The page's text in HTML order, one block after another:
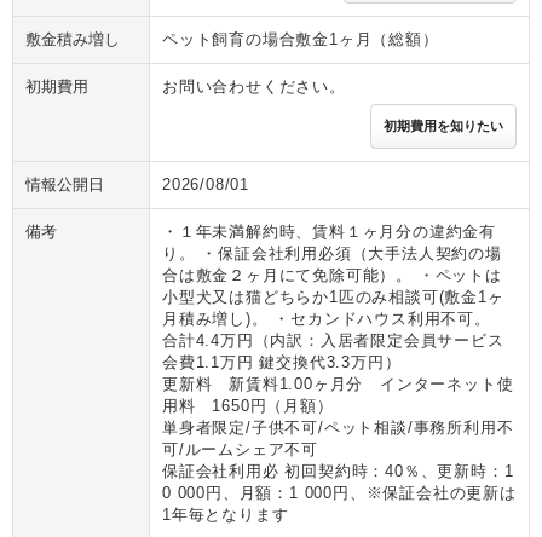
敷金積み増し ペット飼育の場合敷金1ヶ月（総額）
初期費用 お問い合わせください。
初期費用を知りたい
情報公開日 2026/08/01
備考
・１年未満解約時、賃料１ヶ月分の違約金有
り。 ・保証会社利用必須（大手法人契約の場
合は敷金２ヶ月にて免除可能）。 ・ペットは
小型犬又は猫どちらか1匹のみ相談可(敷金1ヶ
月積み増し)。 ・セカンドハウス利用不可。
合計4.4万円（内訳：入居者限定会員サービス
会費1.1万円 鍵交換代3.3万円）
更新料 新賃料1.00ヶ月分 インターネット使
用料 1650円（月額）
単身者限定/子供不可/ペット相談/事務所利用不
可/ルームシェア不可
保証会社利用必 初回契約時：40％、更新時：1
0 000円、月額：1 000円、※保証会社の更新は
1年毎となります